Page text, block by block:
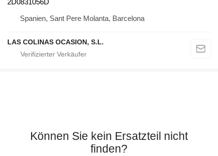
2D0831056D
Spanien, Sant Pere Molanta, Barcelona
LAS COLINAS OCASION, S.L.
Können Sie kein Ersatzteil nicht
finden?